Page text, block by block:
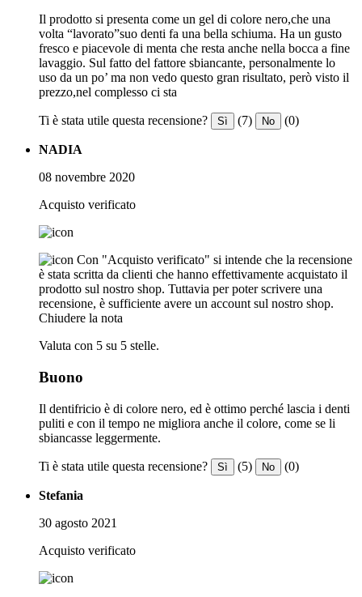
Il prodotto si presenta come un gel di colore nero,che una
volta “lavorato”suo denti fa una bella schiuma. Ha un gusto
fresco e piacevole di menta che resta anche nella bocca a fine
lavaggio. Sul fatto del fattore sbiancante, personalmente lo
uso da un po’ ma non vedo questo gran risultato, però visto il
prezzo,nel complesso ci sta
Ti è stata utile questa recensione? Sì (7) No (0)
NADIA
08 novembre 2020
Acquisto verificato
Con "Acquisto verificato" si intende che la recensione
è stata scritta da clienti che hanno effettivamente acquistato il
prodotto sul nostro shop. Tuttavia per poter scrivere una
recensione, è sufficiente avere un account sul nostro shop.
Chiudere la nota
Valuta con 5 su 5 stelle.
Buono
Il dentifricio è di colore nero, ed è ottimo perché lascia i denti
puliti e con il tempo ne migliora anche il colore, come se li
sbiancasse leggermente.
Ti è stata utile questa recensione? Sì (5) No (0)
Stefania
30 agosto 2021
Acquisto verificato